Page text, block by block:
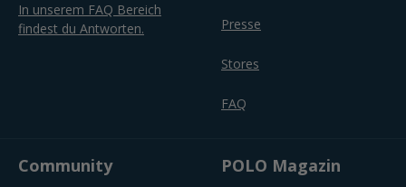
In unserem FAQ Bereich
findest du Antworten.
Presse
Stores
FAQ
Community POLO Magazin